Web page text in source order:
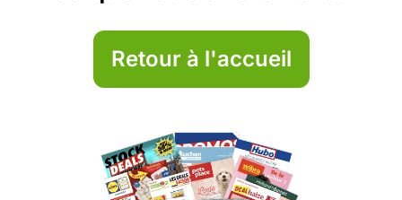
Retour à l'accueil